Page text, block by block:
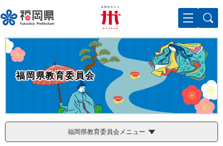
ー
ジ
の
先
メニューを飛ばして本文へ
福岡県教育委員会
福岡県教育委員会メニュー